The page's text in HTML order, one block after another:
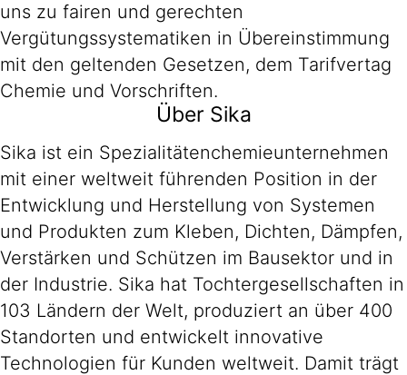
uns zu fairen und gerechten
Vergütungssystematiken in Übereinstimmung
mit den geltenden Gesetzen, dem Tarifvertag
Chemie und Vorschriften.
Über Sika
Sika ist ein Spezialitätenchemieunternehmen
mit einer weltweit führenden Position in der
Entwicklung und Herstellung von Systemen
und Produkten zum Kleben, Dichten, Dämpfen,
Verstärken und Schützen im Bausektor und in
der Industrie. Sika hat Tochtergesellschaften in
103 Ländern der Welt, produziert an über 400
Standorten und entwickelt innovative
Technologien für Kunden weltweit. Damit trägt